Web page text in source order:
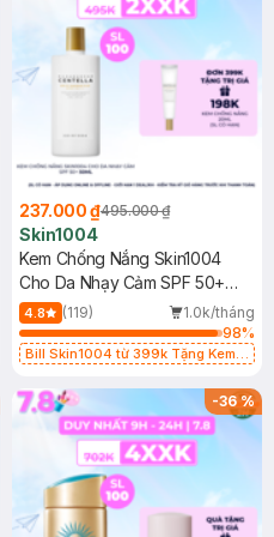
237.000 ₫495.000 ₫
Skin1004
Kem Chống Nắng Skin1004
Cho Da Nhạy Cảm SPF 50+
50ml
4.8 (119)
1.0k/tháng
98%
Bill Skin1004 từ 399k Tặng Kem
SPF 50+ 20ml (SL Có Hạn)
-36%